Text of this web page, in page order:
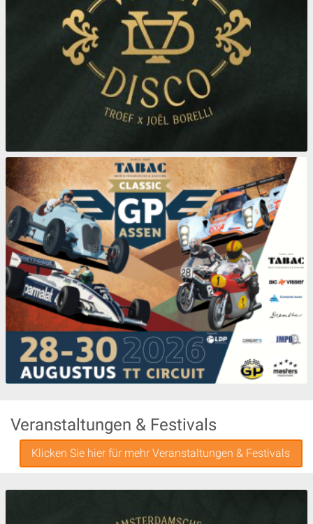
Veranstaltungen & Festivals
Klicken Sie hier für mehr Veranstaltungen & Festivals